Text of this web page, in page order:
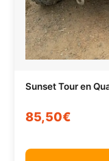
Sunset Tour en
85,50€